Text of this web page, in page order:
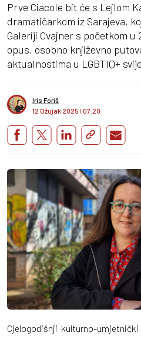
Prve Ciacole bit će s Lejlom
dramatičarkom iz Sarajeva,
Galeriji Cvajner s početkom
opus, osobno književno
aktualnostima u LGBTIQ+
Iris Foriš
12 Ožujak 2025 I 07:20
Cjelogodišnji kulturno-umjetnički